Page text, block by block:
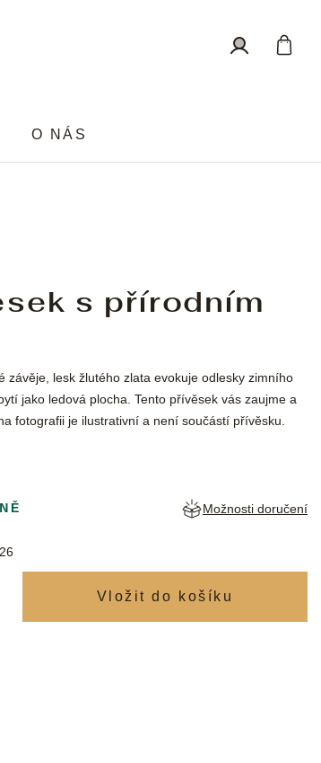
O NÁS
s přírodním
závěje, lesk žlutého zlata evokuje odlesky zimního
jako ledová plocha. Tento přívěsek vás zaujme a
fotografii je ilustrativní a není součástí přívěsku.
Možnosti doručení